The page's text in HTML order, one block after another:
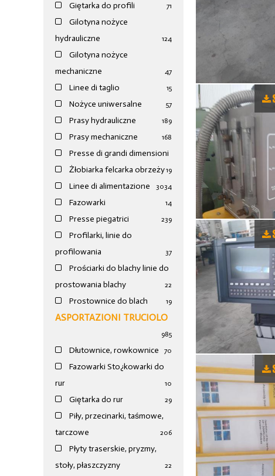
Giętarka do profili 71
Gilotyna nożyce
hydrauliczne
124
Gilotyna nożyce
mechaniczne
47
Linee di taglio 15
Nożyce uniwersalne 57
Prasy hydrauliczne 189
Prasy mechaniczne 168
Presse di grandi dimensioni
19
Żłobiarka felcarka obrzeży
34
Linee di alimentazione 30
Fazowarki 14
Presse piegatrici 239
Profilarki, linie do
profilowania
37
Prościarki do blachy linie do
prostowania blachy
22
Prostownice do blach 19
ASPORTAZIONI TRUCIOLO
985
Dłutownice, rowkownice 70
Fazowarki Sto¿kowarki do
rur
10
Giętarka do rur 29
Piły, przecinarki, taśmowe,
tarczowe
206
Płyty traserskie, pryzmy,
stoły, płaszczyzny
22